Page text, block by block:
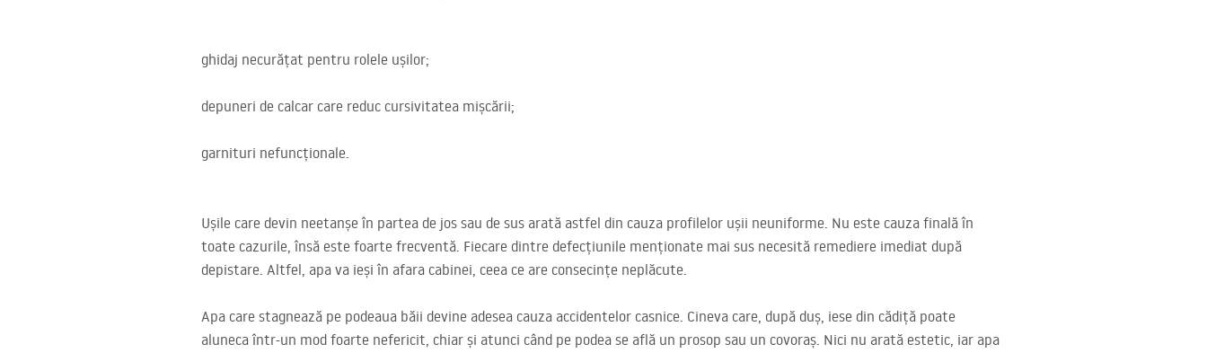
ghidaj necurățat pentru rolele ușilor;
depuneri de calcar care reduc cursivitatea mișcării;
garnituri nefuncționale.
Ușile care devin neetanșe în partea de jos sau de sus arată astfel din cauza profilelor ușii neuniforme. Nu este cauza finală în
toate cazurile, însă este foarte frecventă. Fiecare dintre defecțiunile menționate mai sus necesită remediere imediat după
depistare. Altfel, apa va ieși în afara cabinei, ceea ce are consecințe neplăcute.
Apa care stagnează pe podeaua băii devine adesea cauza accidentelor casnice. Cineva care, după duș, iese din cădiță poate
aluneca într-un mod foarte nefericit, chiar și atunci când pe podea se află un prosop sau un covoraș. Nici nu arată estetic, iar apa